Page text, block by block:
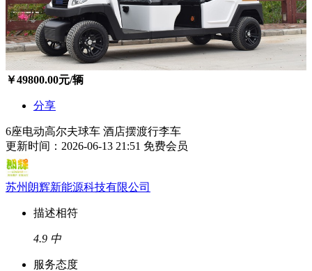
￥49800.00元/辆
分享
6座电动高尔夫球车 酒店摆渡行李车
更新时间：2026-06-13 21:51 免费会员
苏州朗辉新能源科技有限公司
描述相符
4.9 中
服务态度